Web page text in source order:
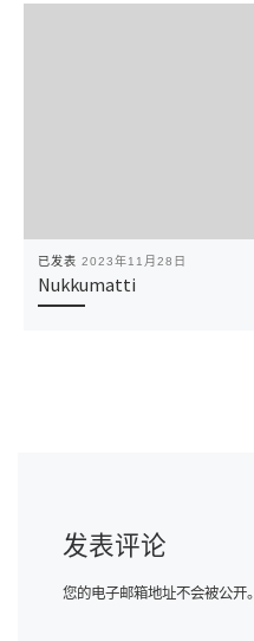
已发表 2023年11月28日
Nukkumatti
发表评论
您的电子邮箱地址不会被公开。